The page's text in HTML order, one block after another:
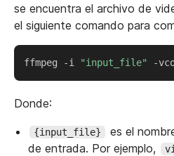
se encuentra el archivo de
el siguiente comando para
ffmpeg -i "input_file" -
Donde:
{input_file}
es el
de entrada. Por ejemplo,